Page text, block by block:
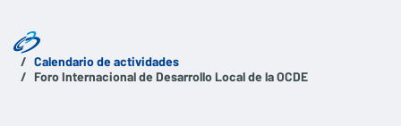
Calendario de actividades
Foro Internacional de Desarrollo Local de la OCDE